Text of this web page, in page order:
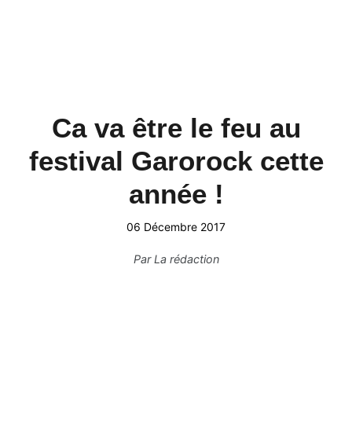
Ca va être le feu au
festival Garorock cette
année !
06 Décembre 2017
ParLa rédaction